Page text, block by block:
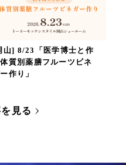
山] 8/23「医学博士と作
質別薬膳フルーツビネ
作り」
見る